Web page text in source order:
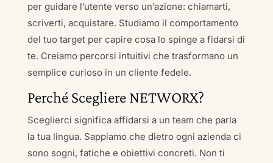
per guidare l’utente verso un’azione: chiamarti,
scriverti, acquistare. Studiamo il comportamento
del tuo target per capire cosa lo spinge a fidarsi di
te. Creiamo percorsi intuitivi che trasformano un
semplice curioso in un cliente fedele.
Perché Scegliere NETWORX?
Sceglierci significa affidarsi a un team che parla
la tua lingua. Sappiamo che dietro ogni azienda ci
sono sogni, fatiche e obiettivi concreti. Non ti